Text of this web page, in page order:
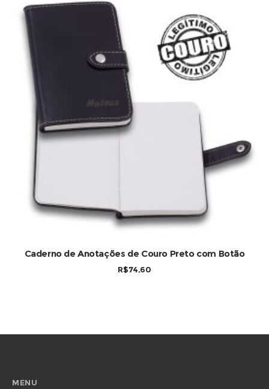
COMPRAR
Caderno de Anotações de Couro Preto com Botão
R$74,60
MENU